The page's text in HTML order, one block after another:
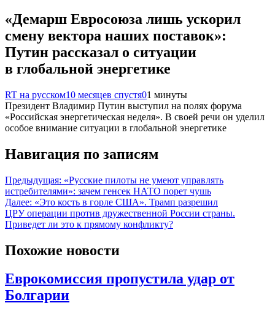
«Демарш Евросоюза лишь ускорил
смену вектора наших поставок»:
Путин рассказал о ситуации
в глобальной энергетике
RT на русском10 месяцев спустя01 минуты
Президент Владимир Путин выступил на полях форума
«Российская энергетическая неделя». В своей речи он уделил
особое внимание ситуации в глобальной энергетике
Навигация по записям
Предыдущая: «Русские пилоты не умеют управлять
истребителями»: зачем генсек НАТО порет чушь
Далее: «Это кость в горле США». Трамп разрешил
ЦРУ операции против дружественной России страны.
Приведет ли это к прямому конфликту?
Похожие новости
Еврокомиссия пропустила удар от
Болгарии